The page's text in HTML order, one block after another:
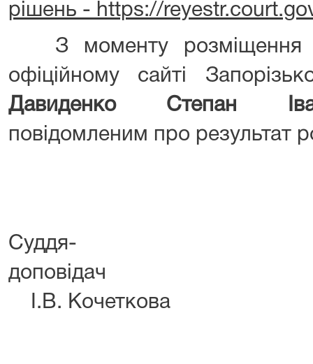
рішень - https://
З моменту розміщення
офіційному сайті
Давиденко Степан
повідомленим про результат
Суддя-
І.В. Кочеткова